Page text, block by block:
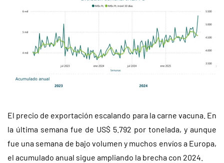
El precio de exportación escalando para la carne vacuna. En
la última semana fue de US$ 5.792 por tonelada, y aunque
fue una semana de bajo volumen y muchos envíos a Europa,
el acumulado anual sigue ampliando la brecha con 2024.